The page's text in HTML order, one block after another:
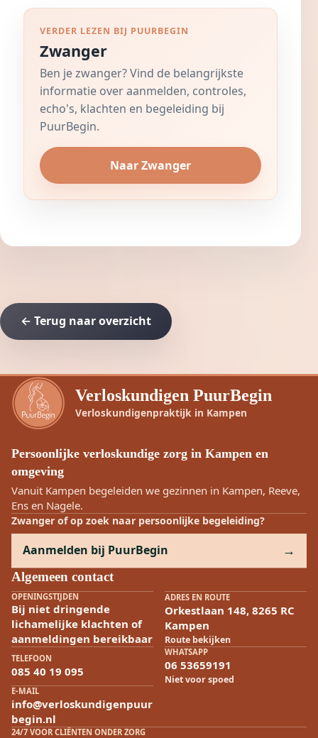
VERDER LEZEN BIJ PUURBEGIN
Zwanger
Ben je zwanger? Vind de belangrijkste
informatie over aanmelden, controles,
echo's, klachten en begeleiding bij
PuurBegin.
Naar Zwanger
← Terug naar overzicht
Verloskundigen PuurBegin
Verloskundigenpraktijk in Kampen
Persoonlijke verloskundige zorg in Kampen en
omgeving
Vanuit Kampen begeleiden we gezinnen in Kampen, Reeve,
Ens en Nagele.
Zwanger of op zoek naar persoonlijke begeleiding?
Aanmelden bij PuurBegin
Algemeen contact
OPENINGSTIJDEN
Bij niet dringende
lichamelijke klachten of
aanmeldingen bereikbaar
ADRES EN ROUTE
Orkestlaan 148, 8265 RC
Kampen
Route bekijken
TELEFOON
085 40 19 095
WHATSAPP
06 53659191
Niet voor spoed
E-MAIL
info@verloskundigenpuur
begin.nl
24/7 VOOR CLIËNTEN ONDER ZORG